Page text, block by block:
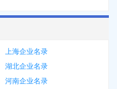
上海企业名录
湖北企业名录
河南企业名录